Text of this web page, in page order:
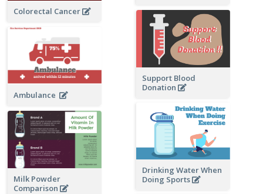
Colorectal Cancer
Support Blood
Donation
Ambulance
Drinking Water When
Doing Sports
Milk Powder
Comparison